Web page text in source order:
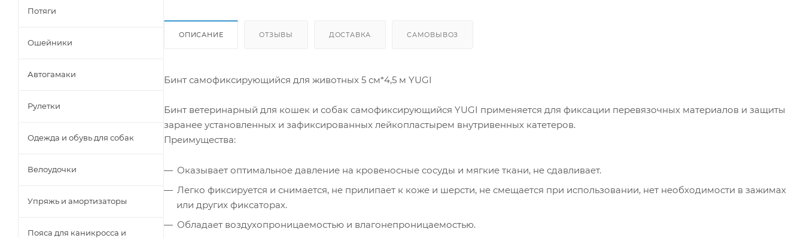
ОПИСАНИЕ ОТЗЫВЫ ДОСТАВКА САМОВЫВОЗ
Бинт самофиксирующийся для животных 5 см*4,5 м YUGI
Бинт ветеринарный для кошек и собак самофиксирующийся YUGI применяется для фиксации перевязочных материалов и защиты
заранее установленных и зафиксированных лейкопластырем внутривенных катетеров.
Преимущества:
Оказывает оптимальное давление на кровеносные сосуды и мягкие ткани, не сдавливает.
Легко фиксируется и снимается, не прилипает к коже и шерсти, не смещается при использовании, нет необходимости в зажимах
или других фиксаторах.
Обладает воздухопроницаемостью и влагонепроницаемостью.
Потяги
Ошейники
Автогамаки
Рулетки
Одежда и обувь для собак
Велоудочки
Упряжь и амортизаторы
Пояса для каникросса и